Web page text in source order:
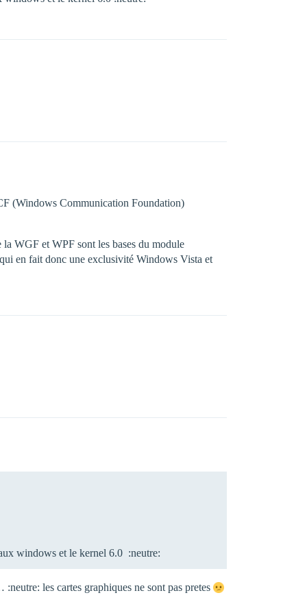
(Windows Communication Foundation)
WGF et WPF sont les bases du module
en fait donc une exclusivité Windows Vista et
windows et le kernel 6.0 :neutre:
les cartes graphiques ne sont pas pretes